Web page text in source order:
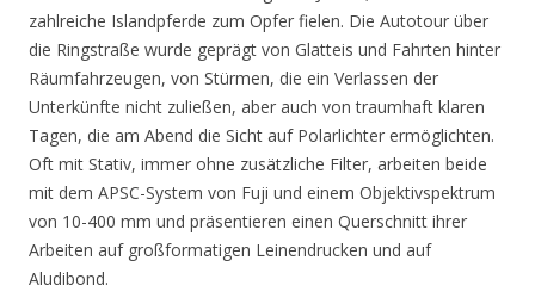
zahlreiche Islandpferde zum Opfer fielen. Die Autotour über
die Ringstraße wurde geprägt von Glatteis und Fahrten hinter
Räumfahrzeugen, von Stürmen, die ein Verlassen der
Unterkünfte nicht zuließen, aber auch von traumhaft klaren
Tagen, die am Abend die Sicht auf Polarlichter ermöglichten.
Oft mit Stativ, immer ohne zusätzliche Filter, arbeiten beide
mit dem APSC-System von Fuji und einem Objektivspektrum
von 10-400 mm und präsentieren einen Querschnitt ihrer
Arbeiten auf großformatigen Leinendrucken und auf
Aludibond.